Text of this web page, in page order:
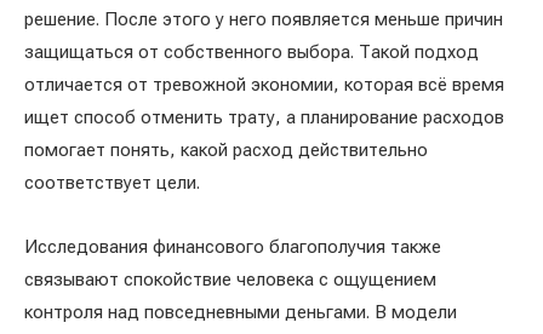
решение. После этого у него появляется меньше причин
защищаться от собственного выбора. Такой подход
отличается от тревожной экономии, которая всё время
ищет способ отменить трату, а планирование расходов
помогает понять, какой расход действительно
соответствует цели.
Исследования финансового благополучия также
связывают спокойствие человека с ощущением
контроля над повседневными деньгами. В модели